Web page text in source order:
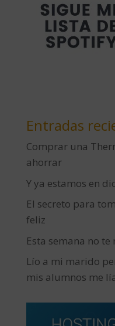
Entradas
Comprar una
ahorrar
Y ya estamos en
El secreto para
feliz
Esta semana no
Lío a mi marido
mis alumnos me